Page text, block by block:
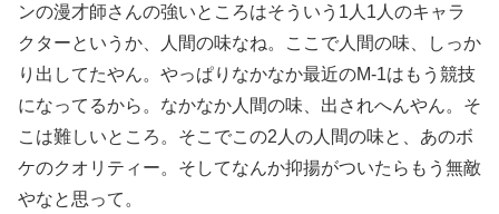
ンの漫才師さんの強いところはそういう1人1人のキャラ
クターというか、人間の味なね。ここで人間の味、しっか
り出してたやん。やっぱりなかなか最近のM-1はもう競技
になってるから。なかなか人間の味、出されへんやん。そ
こは難しいところ。そこでこの2人の人間の味と、あのボ
ケのクオリティー。そしてなんか抑揚がついたらもう無敵
やなと思って。